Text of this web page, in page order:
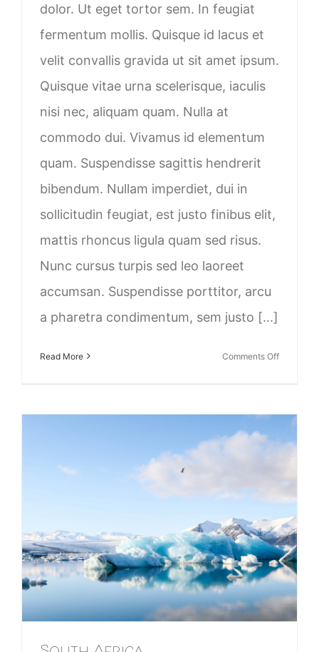
dolor. Ut eget tortor sem. In feugiat
fermentum mollis. Quisque id lacus et
velit convallis gravida ut sit amet ipsum.
Quisque vitae urna scelerisque, iaculis
nisi nec, aliquam quam. Nulla at
commodo dui. Vivamus id elementum
quam. Suspendisse sagittis hendrerit
bibendum. Nullam imperdiet, dui in
sollicitudin feugiat, est justo finibus elit,
mattis rhoncus ligula quam sed risus.
Nunc cursus turpis sed leo laoreet
accumsan. Suspendisse porttitor, arcu
a pharetra condimentum, sem justo [...]
Read More Comments Offon